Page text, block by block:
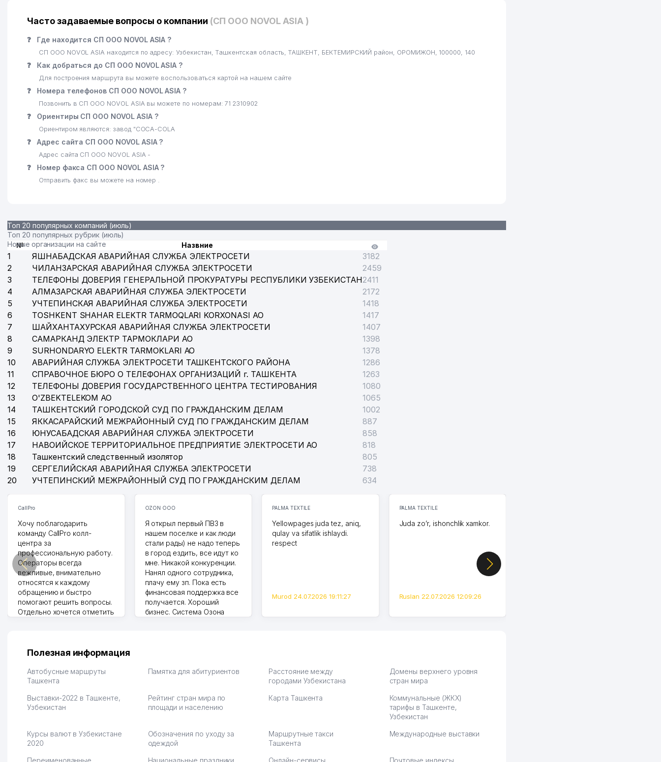
Часто задаваемые вопросы о компании (СП ООО NOVOL ASIA )
❓ Где находится СП ООО NOVOL ASIA ?
СП ООО NOVOL ASIA находится по адресу: Узбекистан, Ташкентская область, ТАШКЕНТ, БЕКТЕМИРСКИЙ район, ОРОМИЖОН, 100000, 140
❓ Как добраться до СП ООО NOVOL ASIA ?
Для построения маршрута вы можете воспользоваться картой на нашем сайте
❓ Номера телефонов СП ООО NOVOL ASIA ?
Позвонить в СП ООО NOVOL ASIA вы можете по номерам: 71 2310902
❓ Ориентиры СП ООО NOVOL ASIA ?
Ориентиром являются: завод "COCA-COLA
❓ Адрес сайта СП ООО NOVOL ASIA ?
Адрес сайта СП ООО NOVOL ASIA -
❓ Номер факса СП ООО NOVOL ASIA ?
Отправить факс вы можете на номер .
Топ 20 популярных компаний (июль)
Топ 20 популярных рубрик (июль)
Новые организации на сайте
№ Назвние
1 ЯШНАБАДСКАЯ АВАРИЙНАЯ СЛУЖБА ЭЛЕКТРОСЕТИ
3182
2
ЧИЛАНЗАРСКАЯ АВАРИЙНАЯ СЛУЖБА ЭЛЕКТРОСЕТИ
2459
3
ТЕЛЕФОНЫ ДОВЕРИЯ ГЕНЕРАЛЬНОЙ ПРОКУРАТУРЫ РЕСПУБЛИКИ УЗБЕКИСТАН2411
4
АЛМАЗАРСКАЯ АВАРИЙНАЯ СЛУЖБА ЭЛЕКТРОСЕТИ
2172
5
УЧТЕПИНСКАЯ АВАРИЙНАЯ СЛУЖБА ЭЛЕКТРОСЕТИ
1418
6
TOSHKENT SHAHAR ELEKTR TARMOQLARI KORXONASI АО
1417
7
ШАЙХАНТАХУРСКАЯ АВАРИЙНАЯ СЛУЖБА ЭЛЕКТРОСЕТИ
1407
8
САМАРКАНД ЭЛЕКТР ТАРМОКЛАРИ АО
1398
9
SURHONDARYO ELEKTR TARMOKLARI АО
1378
10
АВАРИЙНАЯ СЛУЖБА ЭЛЕКТРОСЕТИ ТАШКЕНТСКОГО РАЙОНА
1286
11
СПРАВОЧНОЕ БЮРО О ТЕЛЕФОНАХ ОРГАНИЗАЦИЙ г. ТАШКЕНТА
1263
12
ТЕЛЕФОНЫ ДОВЕРИЯ ГОСУДАРСТВЕННОГО ЦЕНТРА ТЕСТИРОВАНИЯ
1080
13
O'ZBEKTELEKOM АО
1065
14
ТАШКЕНТСКИЙ ГОРОДСКОЙ СУД ПО ГРАЖДАНСКИМ ДЕЛАМ
1002
15
ЯККАСАРАЙСКИЙ МЕЖРАЙОННЫЙ СУД ПО ГРАЖДАНСКИМ ДЕЛАМ
887
16
ЮНУСАБАДСКАЯ АВАРИЙНАЯ СЛУЖБА ЭЛЕКТРОСЕТИ
858
17
НАВОИЙСКОЕ ТЕРРИТОРИАЛЬНОЕ ПРЕДПРИЯТИЕ ЭЛЕКТРОСЕТИ АО
818
18
Ташкентский следственный изолятор
805
19
СЕРГЕЛИЙСКАЯ АВАРИЙНАЯ СЛУЖБА ЭЛЕКТРОСЕТИ
738
20
УЧТЕПИНСКИЙ МЕЖРАЙОННЫЙ СУД ПО ГРАЖДАНСКИМ ДЕЛАМ 634
CallPro
Хочу поблагодарить
команду CallPro колл-
центра за
профессиональную работу.
Операторы всегда
вежливые, внимательно
относятся к каждому
обращению и быстро
помогают решить вопросы.
Отдельно хочется отметить
их работе значительно
обслуживания клиентов.
Рекомендую этот колл-
партнера для бизнеса.
Vip Brand 31.07.2026 11:43:39
OZON ООО
Я открыл первый ПВЗ в
нашем поселке и как люди
стали рады) не надо теперь
в город ездить, все идут ко
мне. Никакой конкуренции.
Нанял одного сотрудника,
плачу ему зп. Пока есть
финансовая поддержка все
получается. Хороший
бизнес. Система Озона
тут у нас уже есть ПВЗ.
Марат 27.07.2026 08:00:37
PALMA TEXTILE
Yellowpages juda tez, aniq,
qulay va sifatlik ishlaydi.
respect
Murod 24.07.2026 19:11:27
PALMA TEXTILE
Juda zo’r, ishonchlik xamkor.
Ruslan 22.07.2026 12:09:26
Полезная информация
Автобусные маршруты
Ташкента
Памятка для абитуриентов
Расстояние между
городами Узбекистана
Домены верхнего уровня
стран мира
Выставки-2022 в Ташкенте,
Узбекистан
Рейтинг стран мира по
площади и населению
Карта Ташкента
Коммунальные (ЖКХ)
тарифы в Ташкенте,
Узбекистан
Курсы валют в Узбекистане
2020
Обозначения по уходу за
одеждой
Маршрутные такси
Ташкента
Международные выставки
Переименованные Национальные праздники Онлайн-сервисы Почтовые индексы